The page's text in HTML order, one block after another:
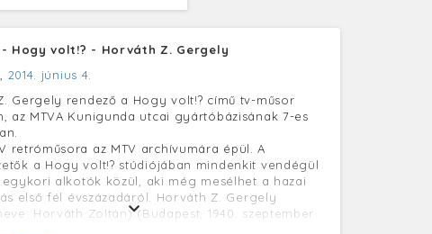
- Hogy volt!? - Horváth Z. Gergely
2014. június 4.
Gergely rendező a Hogy volt!? című tv-műsor
az MTVA Kunigunda utcai gyártóbázisának 7-es
retróműsora az MTV archívumára épül. A
a Hogy volt!? stúdiójában mindenkit vendégül
egykori alkotók közül, aki még mesélhet a hazai
első fél évszázadáról. Horváth Z. Gergely
Horváth Zoltán) (Budapest, 1940. szeptember